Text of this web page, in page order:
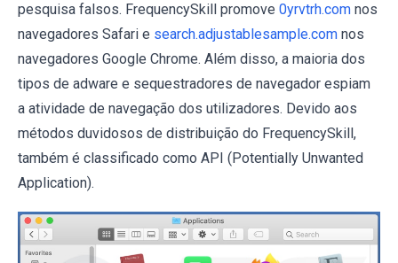
pesquisa falsos. FrequencySkill promove 0yrvtrh.com nos
navegadores Safari e search.adjustablesample.com nos
navegadores Google Chrome. Além disso, a maioria dos
tipos de adware e sequestradores de navegador espiam
a atividade de navegação dos utilizadores. Devido aos
métodos duvidosos de distribuição do FrequencySkill,
também é classificado como API (Potentially Unwanted
Application).